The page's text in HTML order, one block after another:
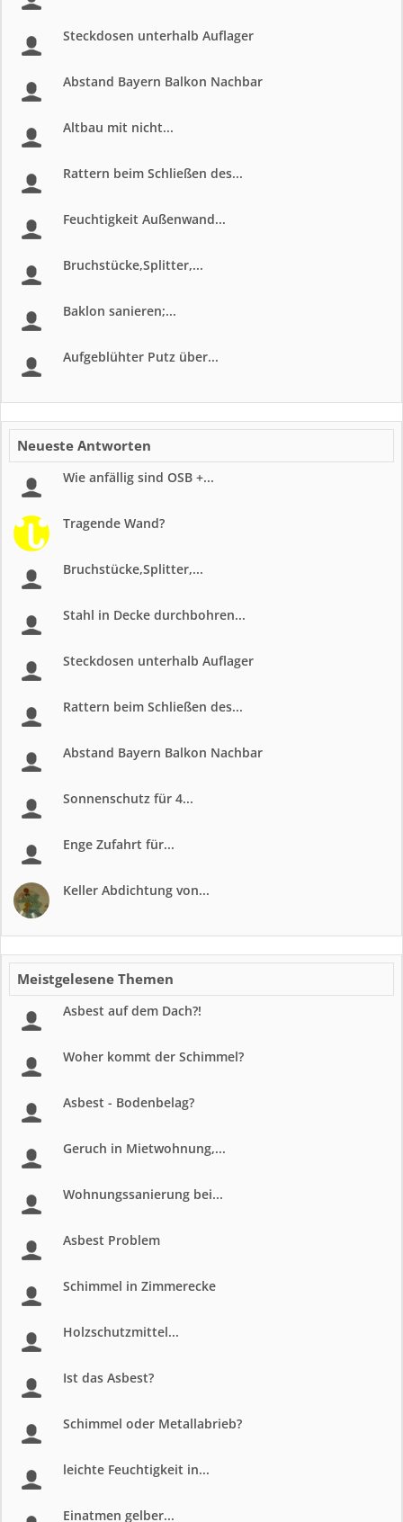
Steckdosen unterhalb Auflager
Abstand Bayern Balkon Nachbar
Altbau mit nicht...
Rattern beim Schließen des...
Feuchtigkeit Außenwand...
Bruchstücke,Splitter,...
Baklon sanieren;...
Aufgeblühter Putz über...
Neueste Antworten
Wie anfällig sind OSB +...
Tragende Wand?
Bruchstücke,Splitter,...
Stahl in Decke durchbohren...
Steckdosen unterhalb Auflager
Rattern beim Schließen des...
Abstand Bayern Balkon Nachbar
Sonnenschutz für 4...
Enge Zufahrt für...
Keller Abdichtung von...
Meistgelesene Themen
Asbest auf dem Dach?!
Woher kommt der Schimmel?
Asbest - Bodenbelag?
Geruch in Mietwohnung,...
Wohnungssanierung bei...
Asbest Problem
Schimmel in Zimmerecke
Holzschutzmittel...
Ist das Asbest?
Schimmel oder Metallabrieb?
leichte Feuchtigkeit in...
Einatmen gelber...